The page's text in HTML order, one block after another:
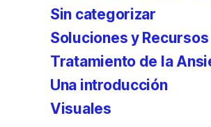
Sin categorizar
Soluciones y Recursos
Tratamiento de la
Una introducción
Visuales